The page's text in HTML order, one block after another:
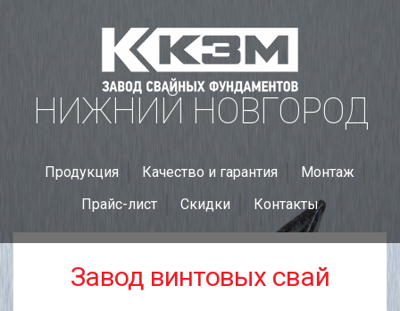
НИЖНИЙ НОВГОРОД
Продукция Качество и гарантия
Монтаж
Прайс-лист
Скидки Контакты
Завод винтовых свай